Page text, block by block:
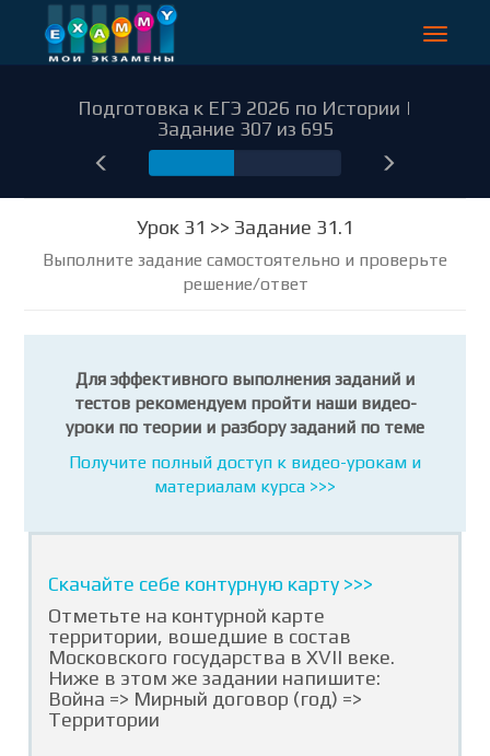
Toggle
Подготовка к ЕГЭ 2026 по Истории |
Задание 307 из 695
Урок 31 >> Задание 31.1
Выполните задание самостоятельно и проверьте
решение/ответ
Для эффективного выполнения заданий и
тестов рекомендуем пройти наши видео-
уроки по теории и разбору заданий по теме
Получите полный доступ к видео-урокам и
материалам курса >>>
Скачайте себе контурную карту >>>
Отметьте на контурной карте
территории, вошедшие в состав
Московского государства в XVII веке.
Ниже в этом же задании напишите:
Война => Мирный договор (год) =>
Территории